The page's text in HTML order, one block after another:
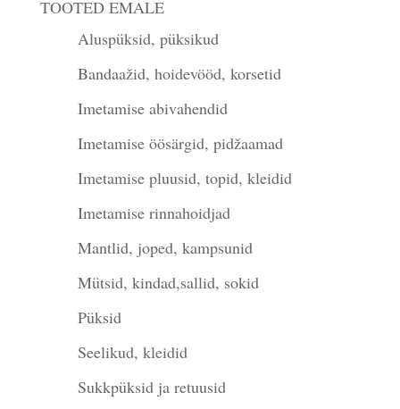
TOOTED EMALE
Aluspüksid, püksikud
Bandaažid, hoidevööd, korsetid
Imetamise abivahendid
Imetamise öösärgid, pidžaamad
Imetamise pluusid, topid, kleidid
Imetamise rinnahoidjad
Mantlid, joped, kampsunid
Mütsid, kindad,sallid, sokid
Püksid
Seelikud, kleidid
Sukkpüksid ja retuusid